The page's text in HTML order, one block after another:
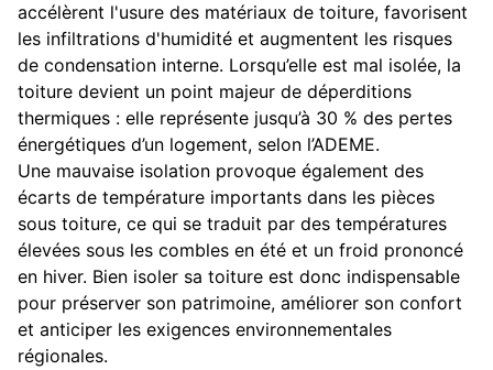
accélèrent l'usure des matériaux de toiture, favorisent
les infiltrations d'humidité et augmentent les risques
de condensation interne. Lorsqu’elle est mal isolée, la
toiture devient un point majeur de déperditions
thermiques : elle représente jusqu’à 30 % des pertes
énergétiques d’un logement, selon l’ADEME.
Une mauvaise isolation provoque également des
écarts de température importants dans les pièces
sous toiture, ce qui se traduit par des températures
élevées sous les combles en été et un froid prononcé
en hiver. Bien isoler sa toiture est donc indispensable
pour préserver son patrimoine, améliorer son confort
et anticiper les exigences environnementales
régionales.